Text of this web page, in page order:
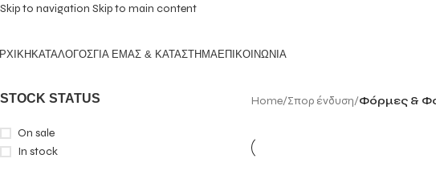
Skip to navigation Skip to main content
ΚΑΤΑΛΟΓΟΣΓΙΑ ΕΜΑΣ & ΚΑΤΑΣΤΗΜΑΕΠΙΚΟΙΝΩΝΙΑ
STOCK STATUS
On sale
In stock
Home/Σπορ ένδυση/Φόρμες &